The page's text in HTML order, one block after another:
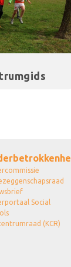
Social
(KCR)